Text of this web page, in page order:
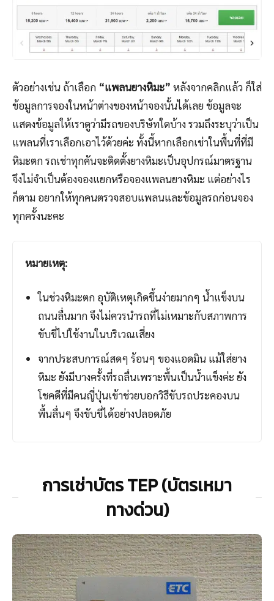
ตัวอย่างเช่น ถ้าเลือก “แพลนยางหิมะ” หลังจากคลิกแล้ว ก็ใส่
ข้อมูลการจองในหน้าต่างของหน้าจองนั้นได้เลย ข้อมูลจะ
แสดงข้อมูลให้เราดูว่ามีรถของบริษัทใดบ้าง รวมถึงระบุว่าเป็น
แพลนที่เราเลือกเอาไว้ด้วยค่ะ ทั้งนี้หากเลือกเช่าในพื้นที่ที่มี
หิมะตก รถเช่าทุกคันจะติดตั้งยางหิมะเป็นอุปกรณ์มาตรฐาน
จึงไม่จำเป็นต้องจองแยกหรือจองแพลนยางหิมะ แต่อย่างไร
ก็ตาม อยากให้ทุกคนตรวจสอบแพลนและข้อมูลรถก่อนจอง
ทุกครั้งนะคะ
หมายเหตุ:
ในช่วงหิมะตก อุบัติเหตุเกิดขึ้นง่ายมากๆ น้ำแข็งบน
ถนนลื่นมาก จึงไม่ควรนำรถที่ไม่เหมาะกับสภาพการ
ขับขี่ไปใช้งานในบริเวณเสี่ยง
จากประสบการณ์สดๆ ร้อนๆ ของแอดมิน แม้ใส่ยาง
หิมะ ยังมีบางครั้งที่รถลื่นเพราะพื้นเป็นน้ำแข็งค่ะ ยัง
โชคดีที่มีคนญี่ปุ่นเข้าช่วยบอกวิธีขับรถประคองบน
พื้นลื่นๆ จึงขับขี่ได้อย่างปลอดภัย
การเช่าบัตร TEP (บัตรเหมา
ทางด่วน)